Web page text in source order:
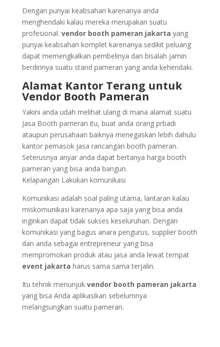
Dengan punyai keabsahan karenanya anda
menghendaki kalau mereka merupakan suatu
profesional. vendor booth pameran jakarta yang
punyai keabsahan komplet karenanya sedikit peluang
dapat memengkalkan pembelinya dan bisalah jamin
berdirinya suatu stand pameran yang anda kehendaki.
Alamat Kantor Terang untuk
Vendor Booth Pameran
Yakini anda udah melihat ulang di mana alamat suatu
Jasa Booth pameran itu, buat anda orang prbadi
ataupun perusahaan baiknya menegaskan lebih dahulu
kantor pemasok jasa rancangan booth pameran.
Seterusnya anyar anda dapat bertanya harga booth
pameran yang bisa anda bangun.
Kelapangan Lakukan komunikasi
Komunikasi adalah soal paling utama, lantaran kalau
miskomunikasi karenanya apa saja yang bisa anda
inginkan dapat tidak sukses keseluruhan. Dengan
komunikasi yang bagus anara pengurus, supplier booth
dan anda sebagai entrepreneur yang bisa
mempromokan produk atau jasa anda lewat tempat
event jakarta harus sama sama terjalin.
Itu tehnik menunjuk vendor booth pameran jakarta
yang bisa Anda aplikasikan sebelumnya
melangsungkan suatu pameran.